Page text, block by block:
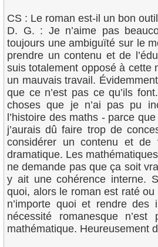
CS : Le roman est-il un bon
D. G. : Je n’aime pas
toujours une ambiguïté sur le
prendre un contenu et de
suis totalement opposé à cette
un mauvais travail.
que ce n’est pas ce qu’ils
choses que je n’ai pas pu
l’histoire des maths - parce
j’aurais dû faire trop de
considérer un contenu et
dramatique. Les
ne demande pas que ça soit
y ait une cohérence interne.
quoi, alors le roman est raté
n’importe quoi et rendre
nécessité romanesque
mathématique. Heureusement